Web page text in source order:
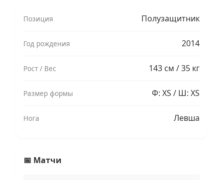
Позиция Полузащитник
Год рождения 2014
Рост / Вес 143 см / 35 кг
Размер формы Ф: XS / Ш: XS
Нога Левша
📅 Матчи